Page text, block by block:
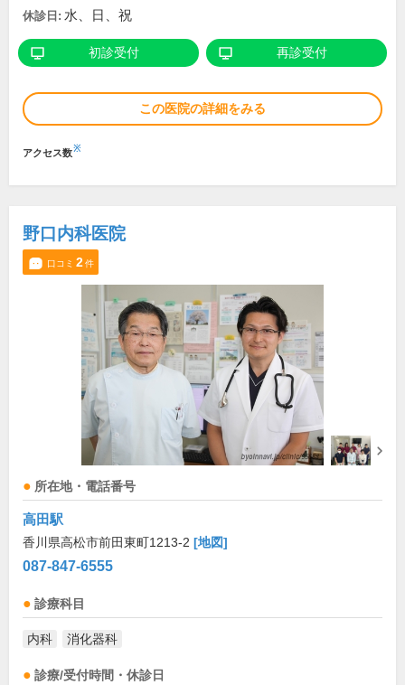
休診日: 水、日、祝
初診受付 再診受付
この医院の詳細をみる
アクセス数※
野口内科医院
口コミ 2件
所在地・電話番号
高田駅
香川県高松市前田東町1213-2 [地図]
087-847-6555
診療科目
内科 消化器科
診療/受付時間・休診日